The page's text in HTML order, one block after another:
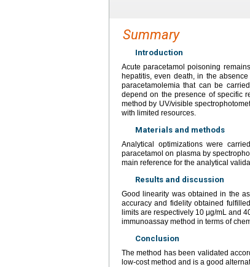
Summary
Introduction
Acute paracetamol poisoning
hepatitis, even death, in the
paracetamolemia that can be
depend on the presence of specific
method by UV/visible
with limited resources.
Materials and methods
Analytical optimizations were
paracetamol on plasma by
main reference for the analytical
Results and discussion
Good linearity was obtained in the
accuracy and fidelity obtained
limits are respectively 10 μg/mL and
immunoassay method in terms of
Conclusion
The method has been validated
low-cost method and is a good